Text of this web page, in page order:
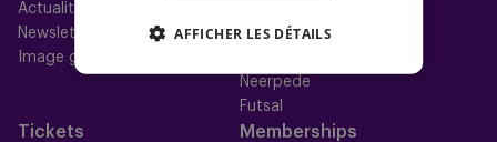
Actualités
Newsletter
Image gallery
Futures
Neerpede
Futsal
Tickets Memberships
AFFICHER LES DÉTAILS